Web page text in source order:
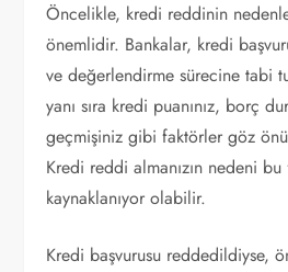
Öncelikle, kredi reddinin
önemlidir. Bankalar, kredi
ve değerlendirme sürecine tabi
yanı sıra kredi puanınız, borç
geçmişiniz gibi faktörler göz
Kredi reddi almanızın nedeni
kaynaklanıyor olabilir.
Kredi başvurusu reddedildiyse,